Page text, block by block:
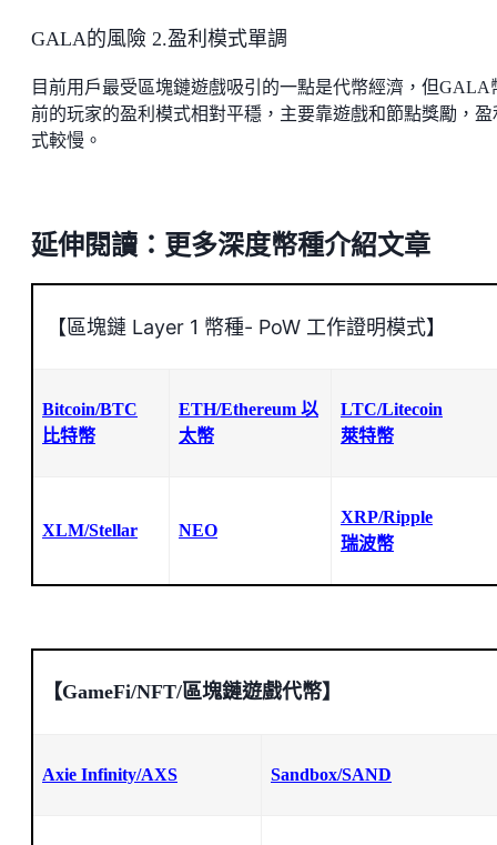
GALA的風險 2.盈利模式單調
目前用戶最受區塊鏈遊戲吸引的一點是代幣經濟，但GALA
前的玩家的盈利模式相對平穩，主要靠遊戲和節點獎勵，盈
式較慢。
延伸閱讀：更多深度幣種介紹文章
【區塊鏈 Layer 1 幣種- PoW 工作證明模式】
Bitcoin/BTC
比特幣
ETH/Ethereum 以
太幣
LTC/Litecoin
萊特幣
XLM/Stellar NEO
XRP/Ripple
瑞波幣
【GameFi/NFT/區塊鏈遊戲代幣】
Axie Infinity/AXS Sandbox/SAND